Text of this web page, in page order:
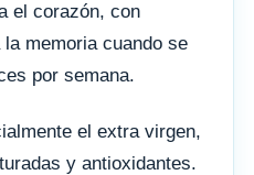
el corazón, con
memoria cuando se
por semana.
el extra virgen,
y antioxidantes.